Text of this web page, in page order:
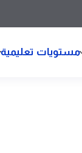
مستويات تعليمية